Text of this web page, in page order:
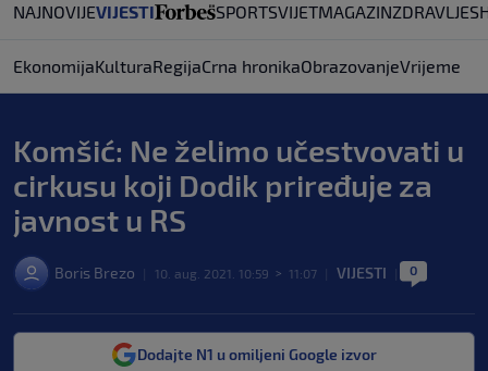
NAJNOVIJEVIJESTI SPORTSVIJETMAGAZINZDRAVLJE
EkonomijaKulturaRegijaCrna hronikaObrazovanjeVrijeme
Komšić: Ne želimo učestvovati u
cirkusu koji Dodik priređuje za
javnost u RS
Boris Brezo 10. aug. 2021. 10:59 > 11:07 VIJESTI 0
Dodajte N1 u omiljeni Google izvor